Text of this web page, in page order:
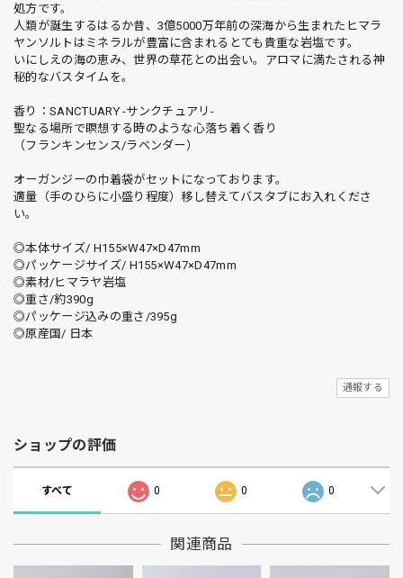
処方です。
人類が誕生するはるか昔、3億5000万年前の深海から生まれたヒマラ
ヤンソルトはミネラルが豊富に含まれるとても貴重な岩塩です。
いにしえの海の恵み、世界の草花との出会い。アロマに満たされる神
秘的なバスタイムを。
香り：SANCTUARY -サンクチュアリ-
聖なる場所で瞑想する時のような心落ち着く香り
（フランキンセンス/ラベンダー）
オーガンジーの巾着袋がセットになっております。
適量（手のひらに小盛り程度）移し替えてバスタブにお入れくださ
い。
◎本体サイズ/ H155×W47×D47mm
◎パッケージサイズ/ H155×W47×D47mm
◎素材/ヒマラヤ岩塩
◎重さ/約390g
◎パッケージ込みの重さ/395g
◎原産国/ 日本
通報する
ショップの評価
すべて 0 0 0
関連商品